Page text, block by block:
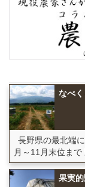
なべ
長野県の最北端
月～11月末位ま
果実